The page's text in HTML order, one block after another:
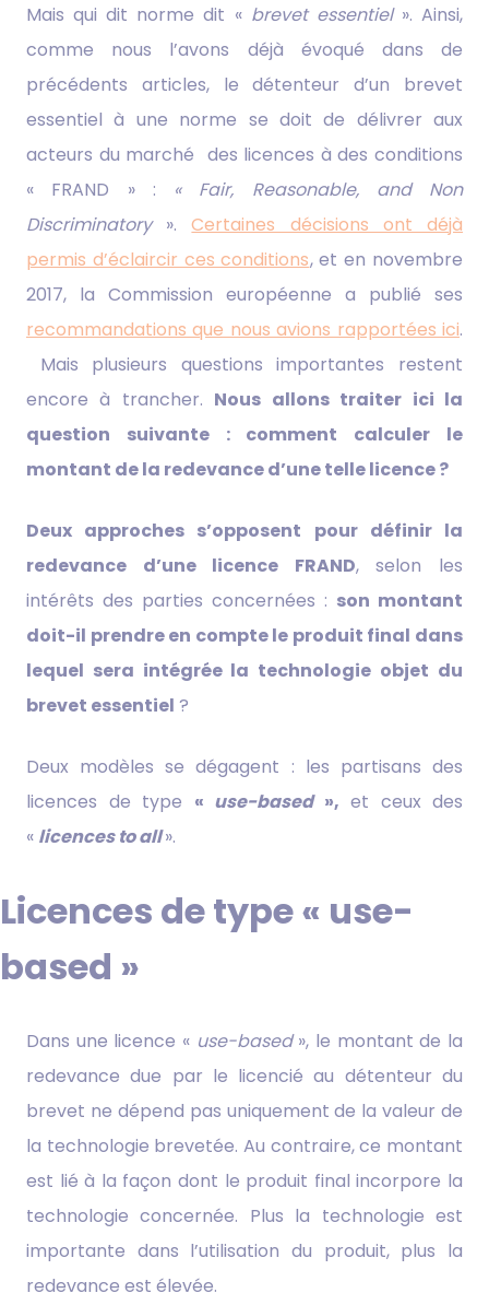
Mais qui dit norme dit « brevet essentiel». Ainsi,
comme nous l’avons déjà évoqué dans de
précédents articles, le détenteur d’un brevet
essentiel à une norme se doit de délivrer aux
acteurs du marché des licences à des conditions
« FRAND » : « Fair, Reasonable, and Non
Discriminatory».Certaines décisions ont déjà
permis d’éclaircir ces conditions, et en novembre
2017, la Commission européenne a publié ses
recommandations que nous avions rapportées ici.
Mais plusieurs questions importantes restent
encore à trancher. Nous allons traiter ici la
question suivante : comment calculer le
montant de la redevance d’une telle licence ?
Deux approches s’opposent pour définir la
redevance d’une licence FRAND, selon les
intérêts des parties concernées : son montant
doit-il prendre en compte le produit final dans
lequel sera intégrée la technologie objet du
brevet essentiel ?
Deux modèles se dégagent : les partisans des
licences de type « use-based», et ceux des
« licences to all».
Licences de type « use-
based »
Dans une licence « use-based», le montant de la
redevance due par le licencié au détenteur du
brevet ne dépend pas uniquement de la valeur de
la technologie brevetée. Au contraire, ce montant
est lié à la façon dont le produit final incorpore la
technologie concernée. Plus la technologie est
importante dans l’utilisation du produit, plus la
redevance est élevée.